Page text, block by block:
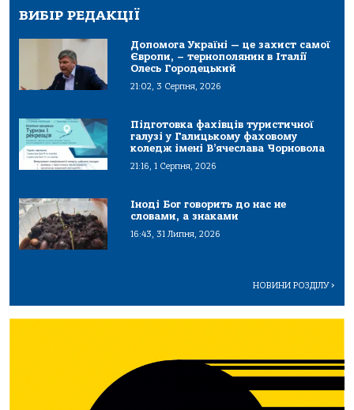
ВИБІР РЕДАКЦІЇ
Допомога Україні — це захист самої
Європи, – тернополянин в Італії
Олесь Городецький
21:02, 3 Серпня, 2026
Підготовка фахівців туристичної
галузі у Галицькому фаховому
коледж імені В’ячеслава Чорновола
21:16, 1 Серпня, 2026
Іноді Бог говорить до нас не
словами, а знаками
16:43, 31 Липня, 2026
НОВИНИ РОЗДІЛУ>